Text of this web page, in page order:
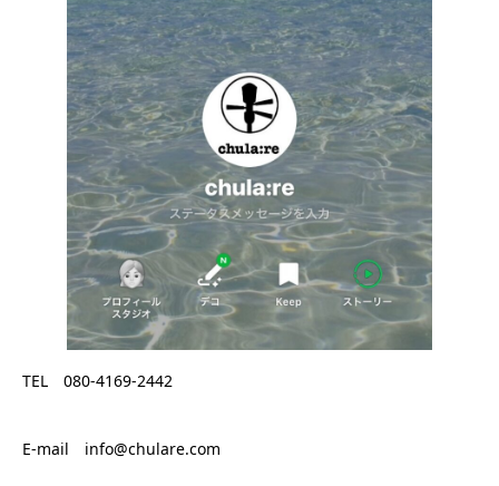
TEL 080-4169-2442
E-mail info@chulare.com